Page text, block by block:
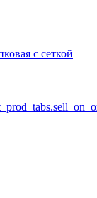
с сеткой